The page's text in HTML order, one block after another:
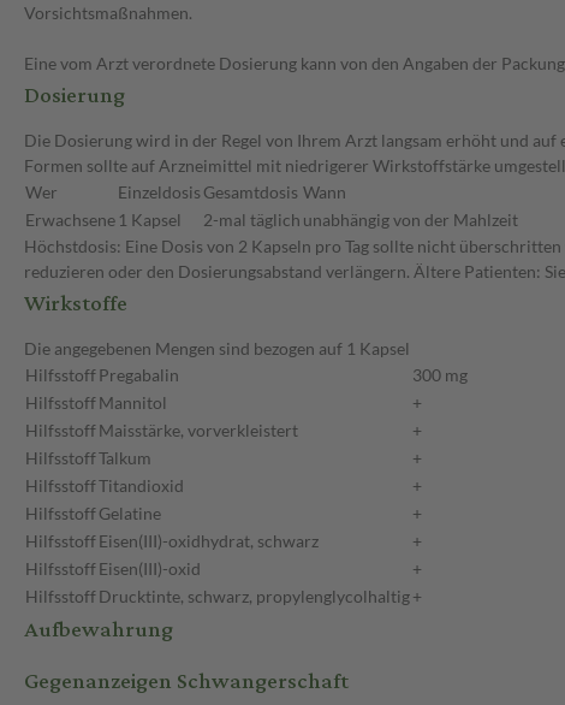
Vorsichtsmaßnahmen.
Eine vom Arzt verordnete Dosierung kann von den Angaben der
Dosierung
Die Dosierung wird in der Regel von Ihrem Arzt langsam erhöht und
Formen sollte auf Arzneimittel mit niedrigerer Wirkstoffstärke
Wer
Einzeldosis Gesamtdosis Wann
Erwachsene 1 Kapsel 2-mal täglich unabhängig von der Mahlzeit
Höchstdosis: Eine Dosis von 2 Kapseln pro Tag sollte nicht
reduzieren oder den Dosierungsabstand verlängern. Ältere Patienten:
Wirkstoffe
Die angegebenen Mengen sind bezogen auf 1 Kapsel
HilfsstoffPregabalin
300 mg
HilfsstoffMannitol
+
HilfsstoffMaisstärke, vorverkleistert
+
HilfsstoffTalkum
+
HilfsstoffTitandioxid
+
HilfsstoffGelatine
+
HilfsstoffEisen(III)-oxidhydrat, schwarz
+
HilfsstoffEisen(III)-oxid
+
HilfsstoffDrucktinte, schwarz, propylenglycolhaltig+
Aufbewahrung
Gegenanzeigen Schwangerschaft